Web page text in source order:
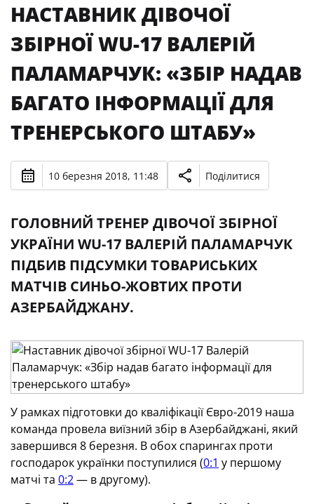
НАСТАВНИК ДІВОЧОЇ
ЗБІРНОЇ WU-17 ВАЛЕРІЙ
ПАЛАМАРЧУК: «ЗБІР НАДАВ
БАГАТО ІНФОРМАЦІЇ ДЛЯ
ТРЕНЕРСЬКОГО ШТАБУ»
10 березня 2018, 11:48 Поділитися
ГОЛОВНИЙ ТРЕНЕР ДІВОЧОЇ ЗБІРНОЇ
УКРАЇНИ WU-17 ВАЛЕРІЙ ПАЛАМАРЧУК
ПІДБИВ ПІДСУМКИ ТОВАРИСЬКИХ
МАТЧІВ СИНЬО-ЖОВТИХ ПРОТИ
АЗЕРБАЙДЖАНУ.
У рамках підготовки до кваліфікації Євро-2019 наша
команда провела виїзний збір в Азербайджані, який
завершився 8 березня. В обох спарингах проти
господарок українки поступилися (0:1 у першому
матчі та 0:2— в другому).